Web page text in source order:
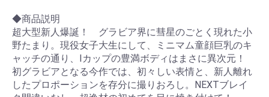
◆商品説明
超大型新人爆誕！ グラビア界に彗星のごとく現れた小
野たまり。現役女子大生にして、ミニマム童顔巨乳のキ
ャッチの通り、Iカップの豊満ボディはまさに異次元！
初グラビアとなる今作では、初々しい表情と、新人離れ
したプロポーションを存分に撮りおろし。NEXTブレイ